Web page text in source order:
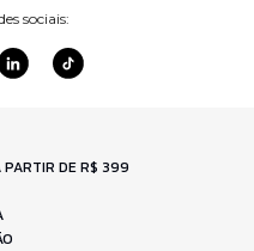
sociais:
PARTIR DE R$ 399